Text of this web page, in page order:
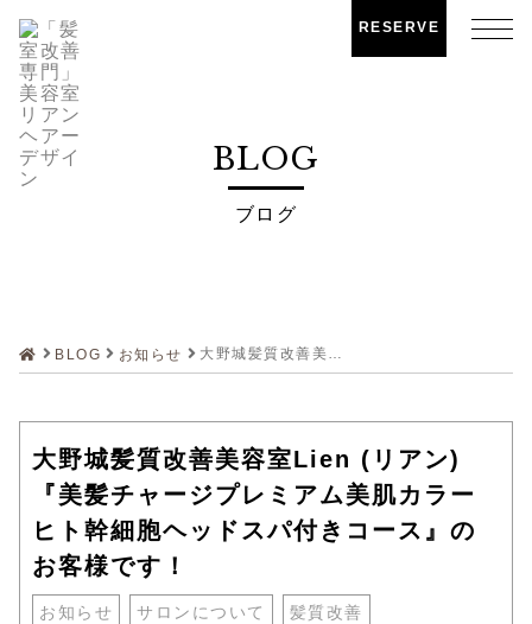
RESERVE
BLOG
ブログ
BLOG お知らせ 大野城髪質改善美容室Lien (リアン)『美髪チャージプレミアム美肌カラー ヒト幹細胞ヘッドスパ付きコース』のお客様です！
大野城髪質改善美容室Lien (リアン)
『美髪チャージプレミアム美肌カラー
ヒト幹細胞ヘッドスパ付きコース』の
お客様です！
お知らせ サロンについて 髪質改善